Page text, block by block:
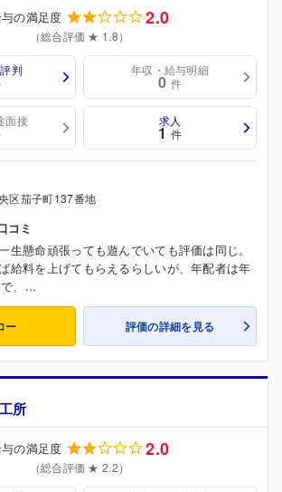
の満足度 2.0
（総合評価 ★ 1.8）
判 年収・給与明細
0 件
面接 求人
1 件
区茄子町137番地
コミ
生懸命頑張っても遊んでいても評価は同じ。
給料を上げてもらえるらしいが、年配者は年
、...
ー 評価の詳細を見る
所
の満足度 2.0
（総合評価 ★ 2.2）